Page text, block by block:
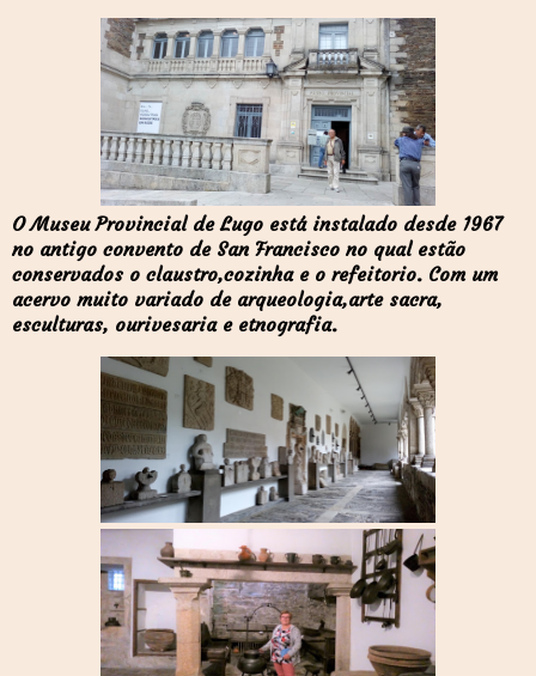
O Museu Provincial de Lugo está instalado desde 1967
no antigo convento de San Francisco no qual estão
conservados o claustro,cozinha e o refeitorio. Com um
acervo muito variado de arqueologia,arte sacra,
esculturas, ourivesaria e etnografia.